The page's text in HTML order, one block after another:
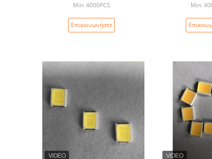
Min: 4000PCS
Επικοινωνήστε
Min: